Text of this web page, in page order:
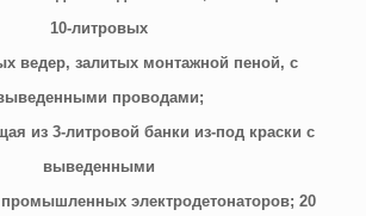
10-литровых
ведер, залитых монтажной пеной, с
проводами;
из 3-литровой банки из-под краски с
выведенными
электродетонаторов; 20